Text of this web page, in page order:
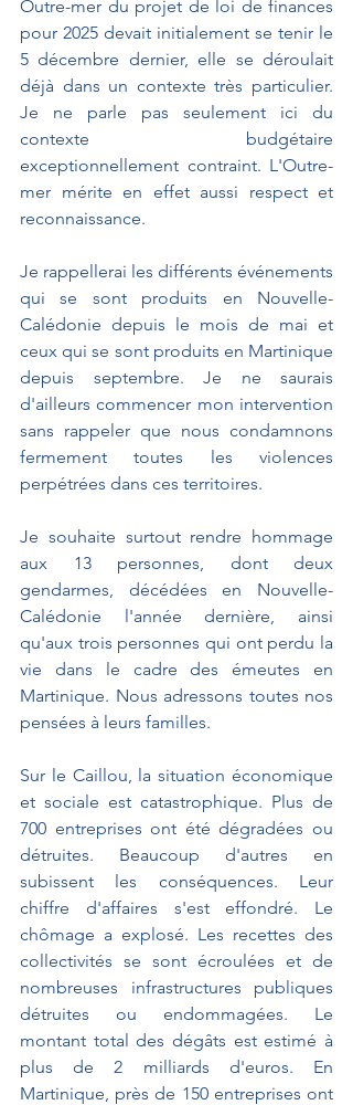
Outre-mer du projet de loi de finances
pour 2025 devait initialement se tenir le
5 décembre dernier, elle se déroulait
déjà dans un contexte très particulier.
Je ne parle pas seulement ici du
contexte budgétaire
exceptionnellement contraint. L'Outre-
mer mérite en effet aussi respect et
reconnaissance.
Je rappellerai les différents événements
qui se sont produits en Nouvelle-
Calédonie depuis le mois de mai et
ceux qui se sont produits en Martinique
depuis septembre. Je ne saurais
d'ailleurs commencer mon intervention
sans rappeler que nous condamnons
fermement toutes les violences
perpétrées dans ces territoires.
Je souhaite surtout rendre hommage
aux 13 personnes, dont deux
gendarmes, décédées en Nouvelle-
Calédonie l'année dernière, ainsi
qu'aux trois personnes qui ont perdu la
vie dans le cadre des émeutes en
Martinique. Nous adressons toutes nos
pensées à leurs familles.
Sur le Caillou, la situation économique
et sociale est catastrophique. Plus de
700 entreprises ont été dégradées ou
détruites. Beaucoup d'autres en
subissent les conséquences. Leur
chiffre d'affaires s'est effondré. Le
chômage a explosé. Les recettes des
collectivités se sont écroulées et de
nombreuses infrastructures publiques
détruites ou endommagées. Le
montant total des dégâts est estimé à
plus de 2 milliards d'euros. En
Martinique, près de 150 entreprises ont